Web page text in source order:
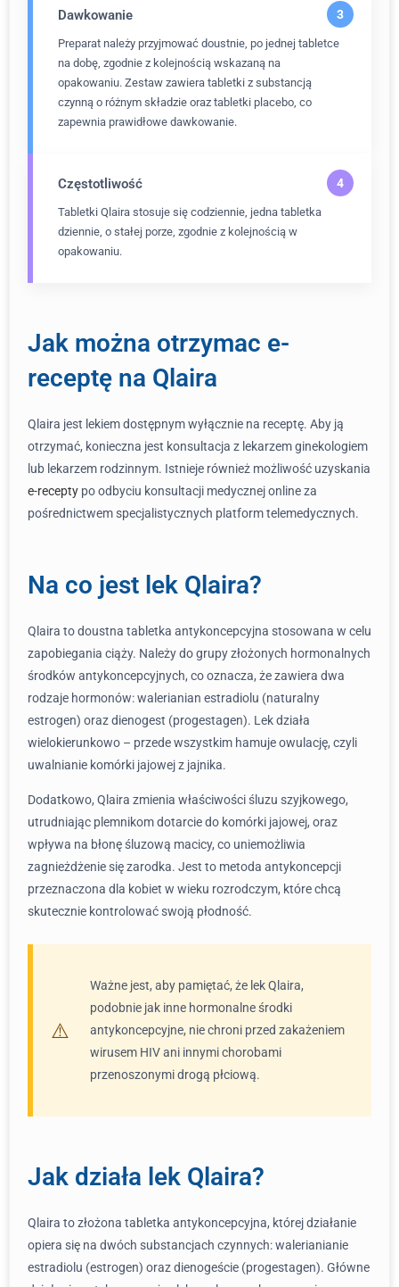
Dawkowanie
Preparat należy przyjmować doustnie, po jednej tabletce
na dobę, zgodnie z kolejnością wskazaną na
opakowaniu. Zestaw zawiera tabletki z substancją
czynną o różnym składzie oraz tabletki placebo, co
zapewnia prawidłowe dawkowanie.
Częstotliwość
Tabletki Qlaira stosuje się codziennie, jedna tabletka
dziennie, o stałej porze, zgodnie z kolejnością w
opakowaniu.
Jak można otrzymac e-
receptę na Qlaira
Qlaira jest lekiem dostępnym wyłącznie na receptę. Aby ją
otrzymać, konieczna jest konsultacja z lekarzem ginekologiem
lub lekarzem rodzinnym. Istnieje również możliwość uzyskania
e-recepty po odbyciu konsultacji medycznej online za
pośrednictwem specjalistycznych platform telemedycznych.
Na co jest lek Qlaira?
Qlaira to doustna tabletka antykoncepcyjna stosowana w celu
zapobiegania ciąży. Należy do grupy złożonych hormonalnych
środków antykoncepcyjnych, co oznacza, że zawiera dwa
rodzaje hormonów: walerianian estradiolu (naturalny
estrogen) oraz dienogest (progestagen). Lek działa
wielokierunkowo – przede wszystkim hamuje owulację, czyli
uwalnianie komórki jajowej z jajnika.
Dodatkowo, Qlaira zmienia właściwości śluzu szyjkowego,
utrudniając plemnikom dotarcie do komórki jajowej, oraz
wpływa na błonę śluzową macicy, co uniemożliwia
zagnieżdżenie się zarodka. Jest to metoda antykoncepcji
przeznaczona dla kobiet w wieku rozrodczym, które chcą
skutecznie kontrolować swoją płodność.
Ważne jest, aby pamiętać, że lek Qlaira,
podobnie jak inne hormonalne środki
antykoncepcyjne, nie chroni przed zakażeniem
wirusem HIV ani innymi chorobami
przenoszonymi drogą płciową.
Jak działa lek Qlaira?
Qlaira to złożona tabletka antykoncepcyjna, której działanie
opiera się na dwóch substancjach czynnych: walerianianie
estradiolu (estrogen) oraz dienogeście (progestagen). Główne